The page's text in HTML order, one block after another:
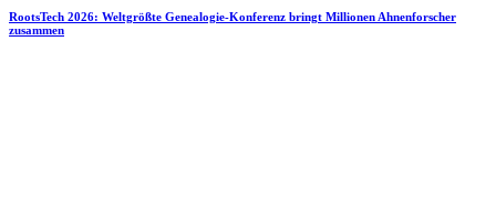
RootsTech 2026: Weltgrößte Genealogie-Konferenz bringt Millionen Ahnenforscher
zusammen